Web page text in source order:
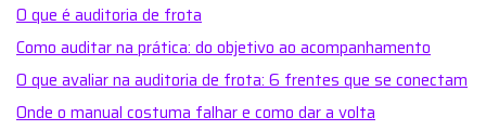
O que é auditoria de frota
Como auditar na prática: do objetivo ao acompanhamento
O que avaliar na auditoria de frota: 6 frentes que se conectam
Onde o manual costuma falhar e como dar a volta